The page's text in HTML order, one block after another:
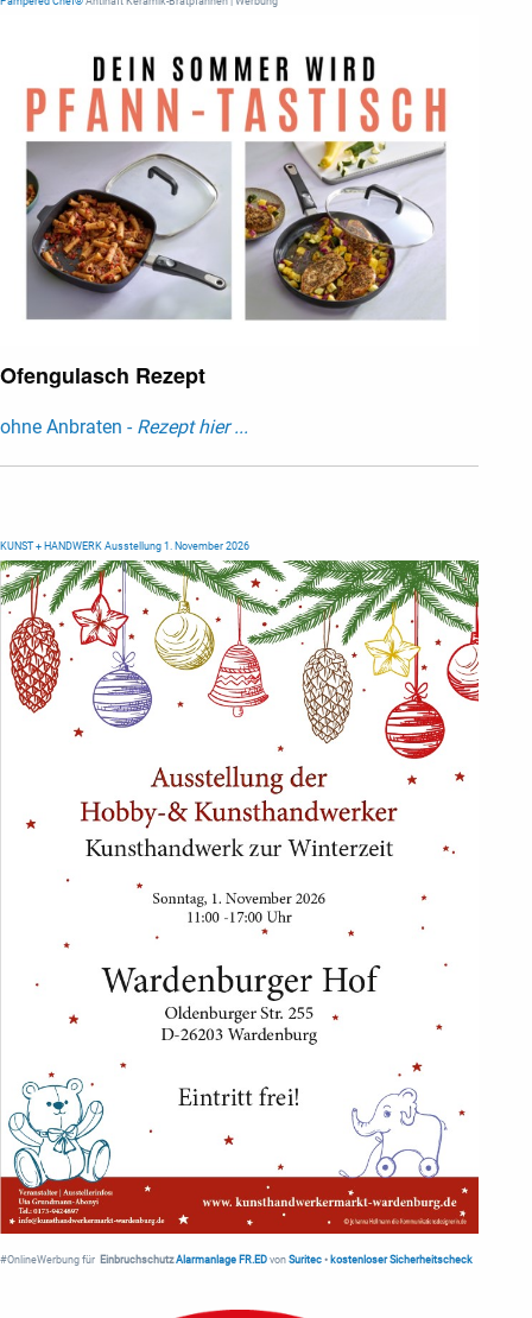
Ofengulasch Rezept
ohne Anbraten - Rezept hier ...
KUNST + HANDWERK Ausstellung 1. November 2026
#OnlineWerbung für Einbruchschutz Alarmanlage FR.ED von Suritec • kostenloser Sicherheitscheck